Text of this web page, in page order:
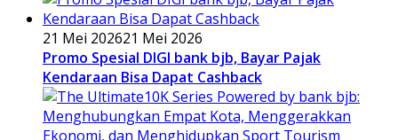
21 Mei 202621 Mei 2026
Promo Spesial DIGI bank bjb, Bayar Pajak
Kendaraan Bisa Dapat Cashback